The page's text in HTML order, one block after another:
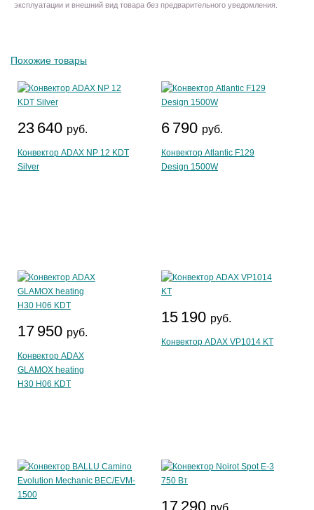
эксплуатации и внешний вид товара без предварительного уведомления.
Похожие товары
23 640 руб.
Конвектор ADAX NP 12 KDT
Silver
6 790 руб.
Конвектор Atlantic F129
Design 1500W
17 950 руб.
Конвектор ADAX
GLAMOX heating
H30 H06 KDT
15 190 руб.
Конвектор ADAX VP1014 KT
17 290 руб.